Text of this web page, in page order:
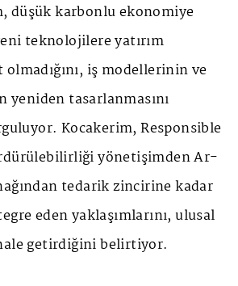
düşük karbonlu ekonomiye
teknolojilere yatırım
iş modellerinin ve
tasarlanmasını
Kocakerim, Responsible
yönetişimden Ar-
tedarik zincirine kadar
eden yaklaşımlarını, ulusal
getirdiğini belirtiyor.